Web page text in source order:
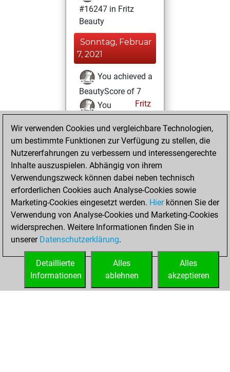
#16247 in Fritz
Beauty
Sonntag, Februar
7, 2021
You achieved a
BeautyScore of 7
Fritz
You
of 1591
You created
your Fritz account
Samstag, Januar
23, 2021
You played 1
blitz games
Play
You scored +0
=0 -1 in blitz
Wir verwenden Cookies und vergleichbare Technologien,
um bestimmte Funktionen zur Verfügung zu stellen, die
Nutzererfahrungen zu verbessern und interessengerechte
Inhalte auszuspielen. Abhängig von ihrem
Verwendungszweck können dabei neben technisch
erforderlichen Cookies auch Analyse-Cookies sowie
Marketing-Cookies eingesetzt werden. Hierkönnen Sie der
Verwendung von Analyse-Cookies und Marketing-Cookies
widersprechen. Weitere Informationen finden Sie in
unserer Datenschutzerklärung.
Alles
akzeptieren
Alles
ablehnen
Detaillierte
Informationen